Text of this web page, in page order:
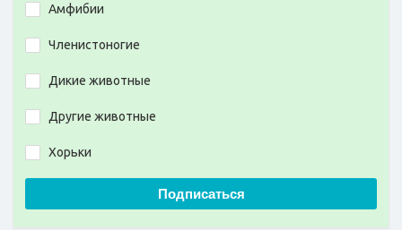
Амфибии
Членистоногие
Дикие животные
Другие животные
Хорьки
Подписаться